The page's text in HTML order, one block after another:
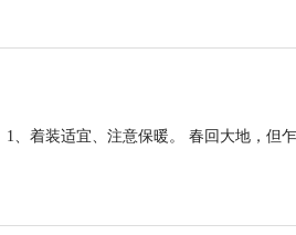
、着装适宜、注意保暖。 春回大地，但